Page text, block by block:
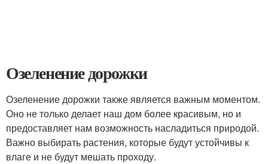
Озеленение дорожки
Озеленение дорожки также является важным моментом.
Оно не только делает наш дом более красивым, но и
предоставляет нам возможность насладиться природой.
Важно выбирать растения, которые будут устойчивы к
влаге и не будут мешать проходу.